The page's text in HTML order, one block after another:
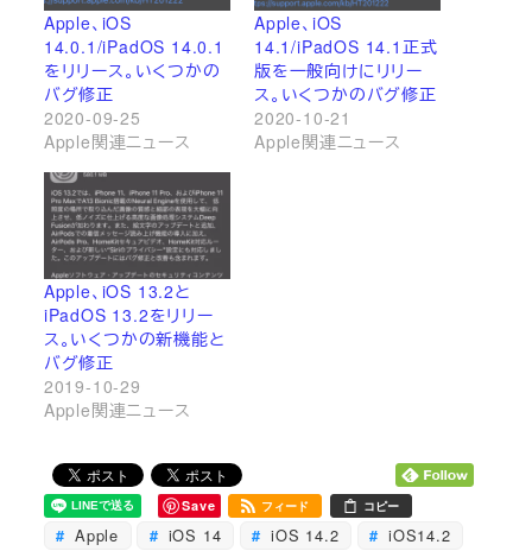
Apple、iOS
14.0.1/iPadOS 14.0.1
をリリース。いくつかの
バグ修正
2020-09-25
Apple関連ニュース
Apple、iOS
14.1/iPadOS 14.1正式
版を一般向けにリリー
ス。いくつかのバグ修正
2020-10-21
Apple関連ニュース
Apple、iOS 13.2と
iPadOS 13.2をリリー
ス。いくつかの新機能と
バグ修正
2019-10-29
Apple関連ニュース
Save フィード コピー
Apple iOS 14 iOS 14.2
iOS14.2